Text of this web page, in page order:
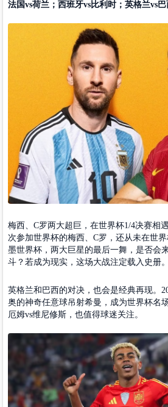
法国vs荷兰；西班牙vs比利时；英格兰vs巴
梅西、C罗两大超巨，在世界杯1/4决赛相
次参加世界杯的梅西、C罗，还从未在世
墨世界杯，两大巨星的最后一舞，是否会
斗？若成为现实，这场大战注定载入史册。
英格兰和巴西的对决，也会是经典再现。
奥的神奇任意球吊射希曼，成为世界杯名
厄姆vs维尼修斯，也值得球迷关注。